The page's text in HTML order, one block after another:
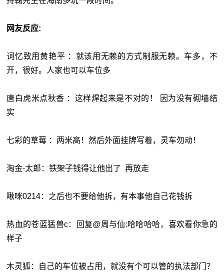
网友反应:
词忆致用黄艳平 ：就该用无赖的方式制服无赖。车多，不
开，很好。人家也可以车位多
唐白虎米点秋香 ：这样焊起来是不对的！ 因为没有砌墙结
实
七彩的草莓 ：两米高！然后外面挂牌写着，灵车勿动！
淘金-太郎：铁架子钱得让他出了 再放走
啾咪0214：之后也不要给他拆，有本事他自己花钱拆
热血的苍蓝猛兽c：回复@周与仙:哈哈哈哈，喜欢看你急的
样子
木灵狐：自己的车位被占用，就没有个可以管的执法部门？